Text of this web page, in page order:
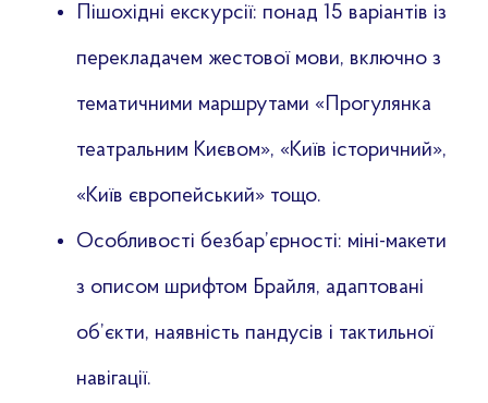
Пішохідні екскурсії: понад 15 варіантів із
перекладачем жестової мови, включно з
тематичними маршрутами «Прогулянка
театральним Києвом», «Київ історичний»,
«Київ європейський» тощо.
Особливості безбар’єрності: міні-макети
з описом шрифтом Брайля, адаптовані
об’єкти, наявність пандусів і тактильної
навігації.